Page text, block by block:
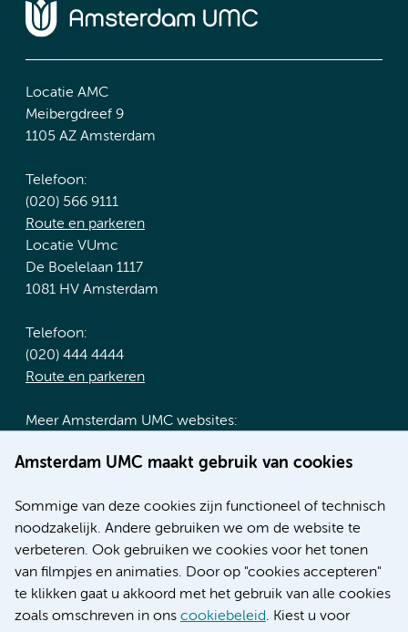
Amsterdam UMC maakt gebruik van cookies
Sommige van deze cookies zijn functioneel of technisch
noodzakelijk. Andere gebruiken we om de website te
verbeteren. Ook gebruiken we cookies voor het tonen
van filmpjes en animaties. Door op "cookies accepteren"
te klikken gaat u akkoord met het gebruik van alle cookies
zoals omschreven in ons cookiebeleid. Kiest u voor
Locatie AMC
Meibergdreef 9
1105 AZ Amsterdam
Telefoon:
(020) 566 9111
Route en parkeren
Locatie VUmc
De Boelelaan 1117
1081 HV Amsterdam
Telefoon:
(020) 444 4444
Route en parkeren
Meer Amsterdam UMC websites:
Werken bij Amsterdam UMC
Nieuws
Research
Educatie locatie AMC
Educatie locatie VUmc